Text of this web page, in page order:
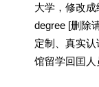
大学，修改成
degree [删除
定制、真实
馆留学回囯